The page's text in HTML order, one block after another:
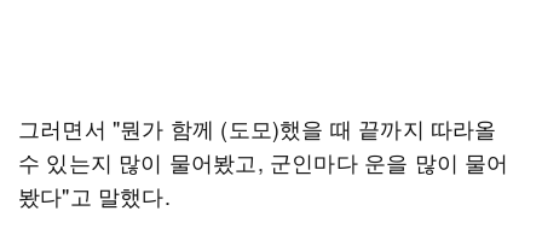
그러면서 "뭔가 함께 (도모)했을 때 끝까지 따라올
수 있는지 많이 물어봤고, 군인마다 운을 많이 물어
봤다"고 말했다.